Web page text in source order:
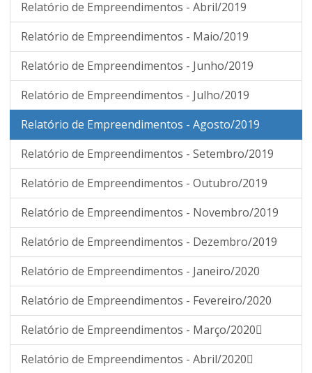
Relatório de Empreendimentos - Abril/2019
Relatório de Empreendimentos - Maio/2019
Relatório de Empreendimentos - Junho/2019
Relatório de Empreendimentos - Julho/2019
Relatório de Empreendimentos - Agosto/2019
Relatório de Empreendimentos - Setembro/2019
Relatório de Empreendimentos - Outubro/2019
Relatório de Empreendimentos - Novembro/2019
Relatório de Empreendimentos - Dezembro/2019
Relatório de Empreendimentos - Janeiro/2020
Relatório de Empreendimentos - Fevereiro/2020
Relatório de Empreendimentos - Março/2020
Relatório de Empreendimentos - Abril/2020